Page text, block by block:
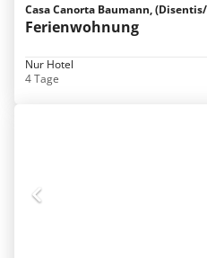
Casa Canorta Baumann,
Ferienwohnung
Nur Hotel
4 Tage